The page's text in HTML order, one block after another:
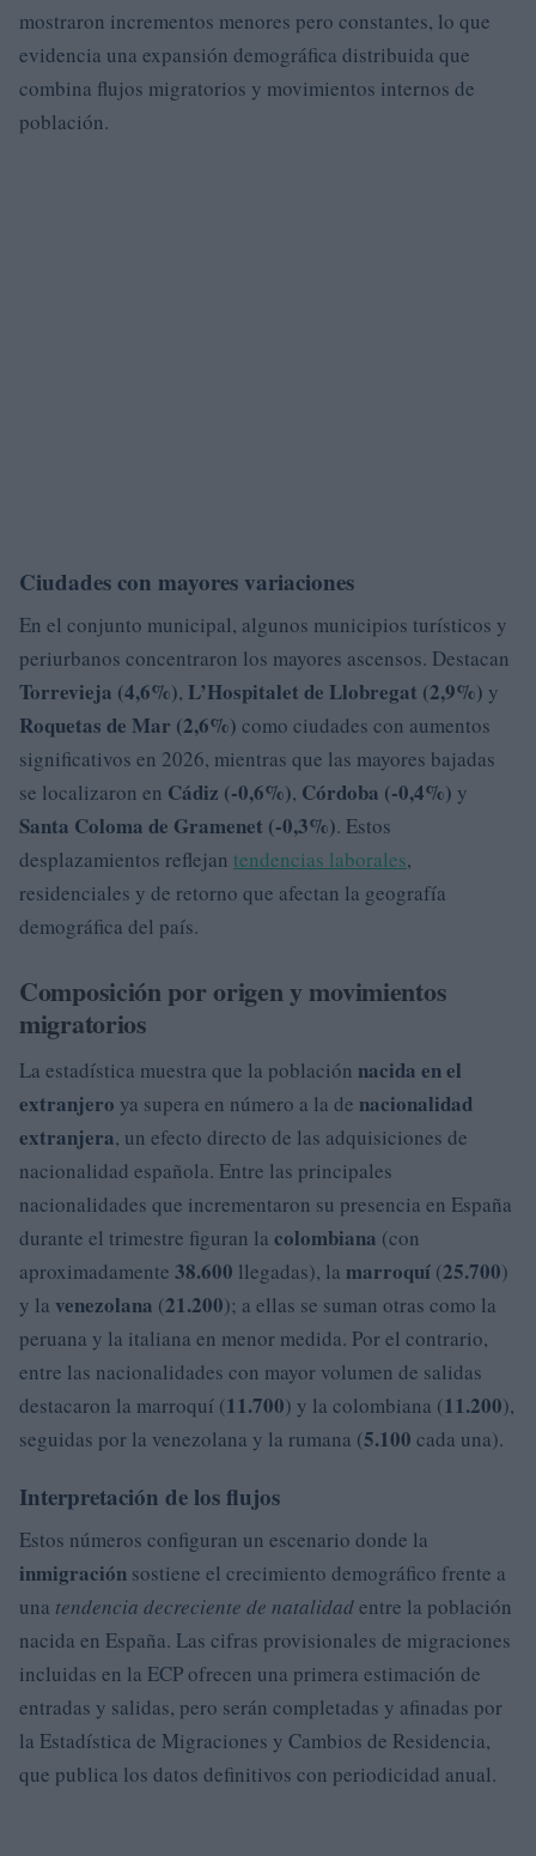
mostraron incrementos menores pero constantes, lo que
evidencia una expansión demográfica distribuida que
combina flujos migratorios y movimientos internos de
población.
Ciudades con mayores variaciones
En el conjunto municipal, algunos municipios turísticos y
periurbanos concentraron los mayores ascensos. Destacan
Torrevieja (4,6%), L’Hospitalet de Llobregat (2,9%) y
Roquetas de Mar (2,6%) como ciudades con aumentos
significativos en 2026, mientras que las mayores bajadas
se localizaron en Cádiz (-0,6%), Córdoba (-0,4%) y
Santa Coloma de Gramenet (-0,3%). Estos
desplazamientos reflejan tendencias laborales,
residenciales y de retorno que afectan la geografía
demográfica del país.
Composición por origen y movimientos
migratorios
La estadística muestra que la población nacida en el
extranjero ya supera en número a la de nacionalidad
extranjera, un efecto directo de las adquisiciones de
nacionalidad española. Entre las principales
nacionalidades que incrementaron su presencia en España
durante el trimestre figuran la colombiana (con
aproximadamente 38.600 llegadas), la marroquí (25.700)
y la venezolana (21.200); a ellas se suman otras como la
peruana y la italiana en menor medida. Por el contrario,
entre las nacionalidades con mayor volumen de salidas
destacaron la marroquí (11.700) y la colombiana (11.200),
seguidas por la venezolana y la rumana (5.100 cada una).
Interpretación de los flujos
Estos números configuran un escenario donde la
inmigración sostiene el crecimiento demográfico frente a
una tendencia decreciente de natalidadentre la población
nacida en España. Las cifras provisionales de migraciones
incluidas en la ECP ofrecen una primera estimación de
entradas y salidas, pero serán completadas y afinadas por
la Estadística de Migraciones y Cambios de Residencia,
que publica los datos definitivos con periodicidad anual.